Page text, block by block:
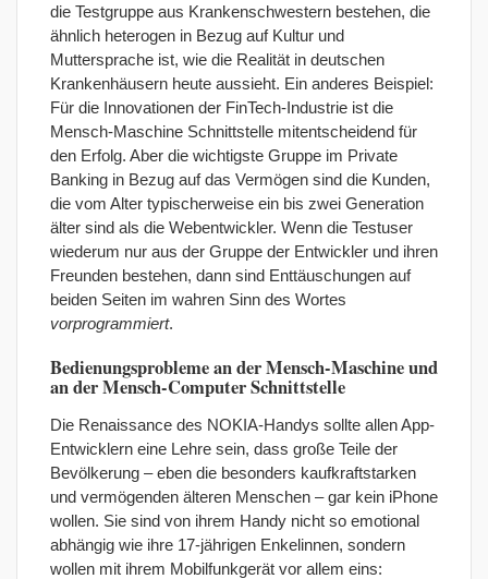
die Testgruppe aus Krankenschwestern bestehen, die
ähnlich heterogen in Bezug auf Kultur und
Muttersprache ist, wie die Realität in deutschen
Krankenhäusern heute aussieht. Ein anderes Beispiel:
Für die Innovationen der FinTech-Industrie ist die
Mensch-Maschine Schnittstelle mitentscheidend für
den Erfolg. Aber die wichtigste Gruppe im Private
Banking in Bezug auf das Vermögen sind die Kunden,
die vom Alter typischerweise ein bis zwei Generation
älter sind als die Webentwickler. Wenn die Testuser
wiederum nur aus der Gruppe der Entwickler und ihren
Freunden bestehen, dann sind Enttäuschungen auf
beiden Seiten im wahren Sinn des Wortes
vorprogrammiert.
Bedienungsprobleme an der Mensch-Maschine und
an der Mensch-Computer Schnittstelle
Die Renaissance des NOKIA-Handys sollte allen App-
Entwicklern eine Lehre sein, dass große Teile der
Bevölkerung – eben die besonders kaufkraftstarken
und vermögenden älteren Menschen – gar kein iPhone
wollen. Sie sind von ihrem Handy nicht so emotional
abhängig wie ihre 17-jährigen Enkelinnen, sondern
wollen mit ihrem Mobilfunkgerät vor allem eins: